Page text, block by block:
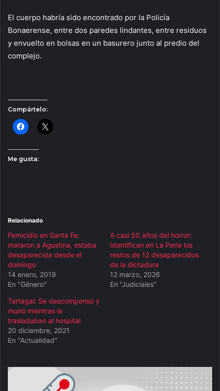
El cuerpo habría sido encontrado por la Policía
Bonaerense, entre dos paredes lindantes, entre residuos
y envuelto en bolsas en un basurero junto al predio del
complejo.
Compártelo:
Me gusta:
Relacionado
Femicidio en Santa Fe:
mataron a Agustina, estaba
desaparecida desde el
domingo
14 enero, 2019
En "Género"
A casi 50 años del horror:
Identifican en La Perla los
restos de 12 desaparecidos
de la dictadura
12 marzo, 2026
En "Judiciales"
Tartagal: Se descompensó y
murió mientras la
trasladaban al hospital
20 diciembre, 2021
En "Actualidad"